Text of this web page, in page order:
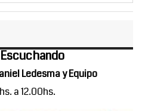
Ledesma y Equipo
a 12.00hs.